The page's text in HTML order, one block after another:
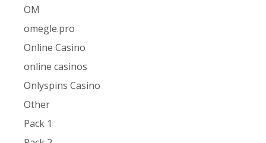
OM
omegle.pro
Online Casino
online casinos
Onlyspins Casino
Other
Pack 1